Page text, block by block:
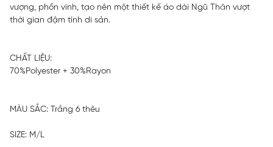
vượng, phồn vinh, tạo nên một thiết kế áo dài Ngũ Thân vượt
thời gian đậm tính di sản.
CHẤT LIỆU:
70%Polyester + 30%Rayon
MÀU SẮC: Trắng 6 thêu
SIZE: M/L